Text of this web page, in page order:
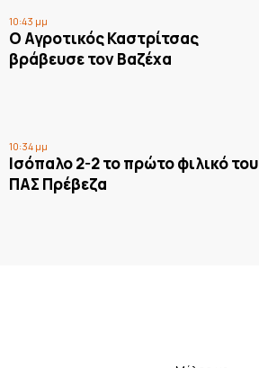
10:43 μμ
Ο Αγροτικός Καστρίτσας
βράβευσε τον Βαζέχα
10:34 μμ
Ισόπαλο 2-2 το πρώτο φιλικό του
ΠΑΣ Πρέβεζα